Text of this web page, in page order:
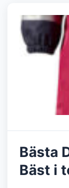
Bästa
Bäst i